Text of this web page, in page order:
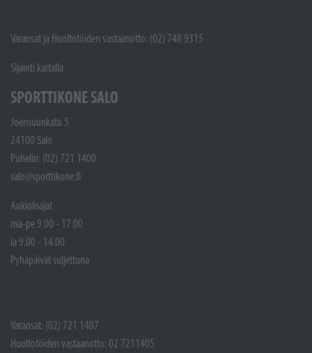
Varaosat ja Huoltotöiden vastaanotto: (02) 748 9315
Sijainti kartalla
SPORTTIKONE SALO
Joensuunkatu 5
24100 Salo
Puhelin: (02) 721 1400
salo@sporttikone.fi
Aukioloajat
ma-pe 9.00 - 17.00
la 9.00 - 14.00
Pyhäpäivät suljettuna
Varaosat: (02) 721 1407
Huoltotöiden vastaanotto: 02 7211405